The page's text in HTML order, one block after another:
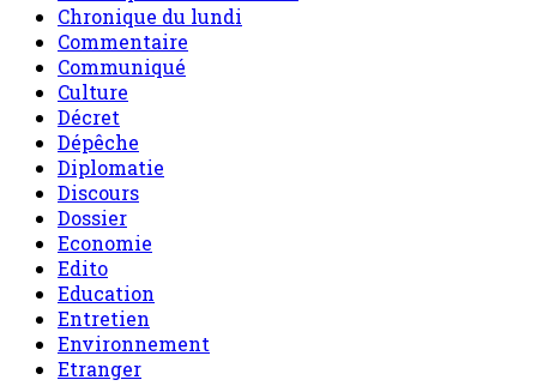
Chronique du lundi
Commentaire
Communiqué
Culture
Décret
Dépêche
Diplomatie
Discours
Dossier
Economie
Edito
Education
Entretien
Environnement
Etranger